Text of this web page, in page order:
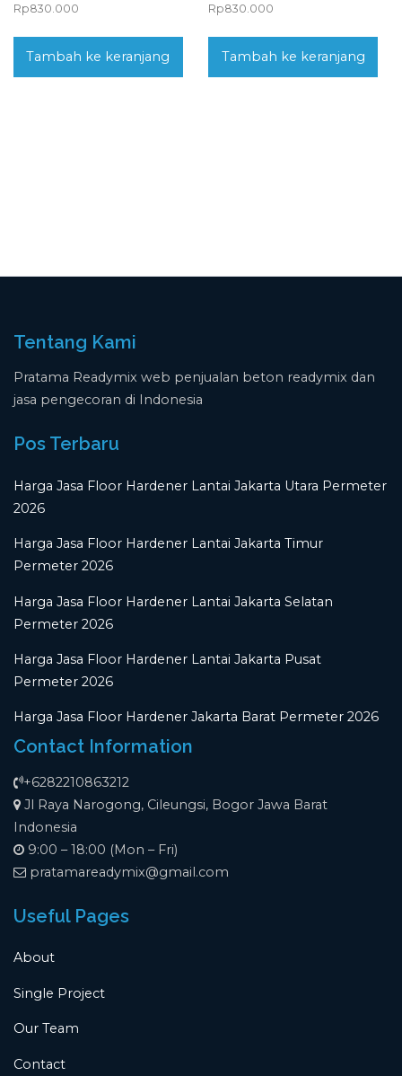
Rp830.000
Tambah ke keranjang
Rp830.000
Tambah ke keranjang
Tentang Kami
Pratama Readymix web penjualan beton readymix dan
jasa pengecoran di Indonesia
Pos Terbaru
Harga Jasa Floor Hardener Lantai Jakarta Utara Permeter
2026
Harga Jasa Floor Hardener Lantai Jakarta Timur
Permeter 2026
Harga Jasa Floor Hardener Lantai Jakarta Selatan
Permeter 2026
Harga Jasa Floor Hardener Lantai Jakarta Pusat
Permeter 2026
Harga Jasa Floor Hardener Jakarta Barat Permeter 2026
Contact Information
+6282210863212
Jl Raya Narogong, Cileungsi, Bogor Jawa Barat
Indonesia
9:00 – 18:00 (Mon – Fri)
pratamareadymix@gmail.com
Useful Pages
About
Single Project
Our Team
Contact